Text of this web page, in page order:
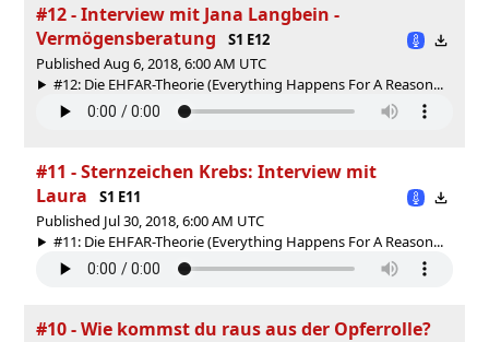
#12 - Interview mit Jana Langbein -
Vermögensberatung
S1 E12
Published Aug 6, 2018, 6:00 AM UTC
#12: Die EHFAR-Theorie (Everything Happens For A Reason...
#11 - Sternzeichen Krebs: Interview mit
Laura
S1 E11
Published Jul 30, 2018, 6:00 AM UTC
#11: Die EHFAR-Theorie (Everything Happens For A Reason...
#10 - Wie kommst du raus aus der Opferrolle?